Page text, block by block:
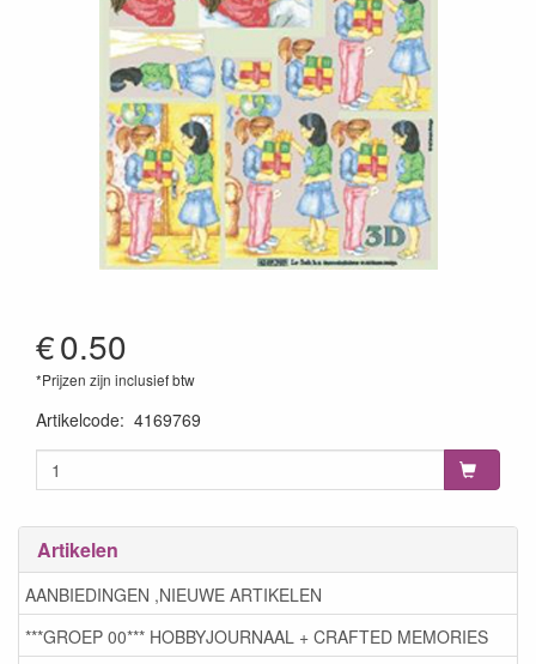
€0.50
*Prijzen zijn inclusief btw
Artikelcode: 4169769
Artikelen
AANBIEDINGEN ,NIEUWE ARTIKELEN
***GROEP 00*** HOBBYJOURNAAL + CRAFTED MEMORIES